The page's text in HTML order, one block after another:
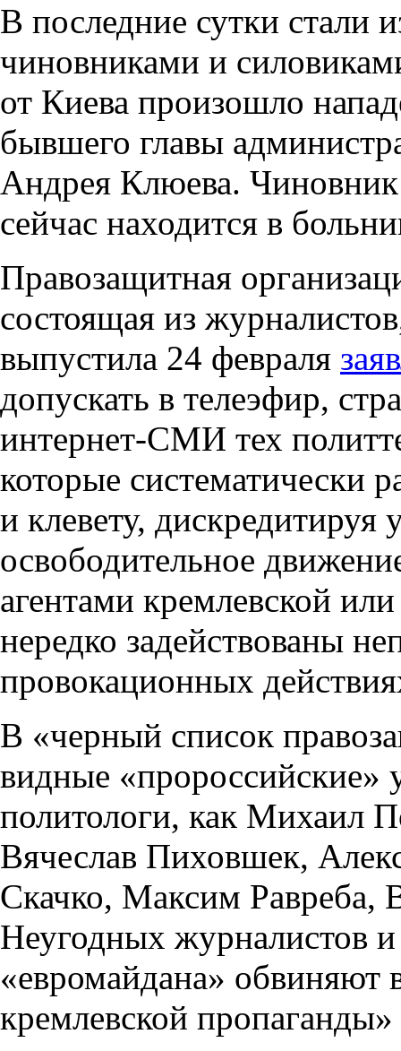
В последние сутки стали
чиновниками и
от Киева произошло
бывшего главы
Андрея Клюева.
сейчас находится в
Правозащитная
состоящая из
выпустила 24 февраля
допускать в телеэфир,
интернет-СМИ тех
которые систематически
и клевету, дискредитируя
освободительное
агентами кремлевской
нередко задействованы
провокационных
В «черный список
видные «пророссийские»
политологи, как Михаил
Вячеслав Пиховшек,
Скачко, Максим Равреба,
Неугодных журналистов
«евромайдана» обвиняют
кремлевской